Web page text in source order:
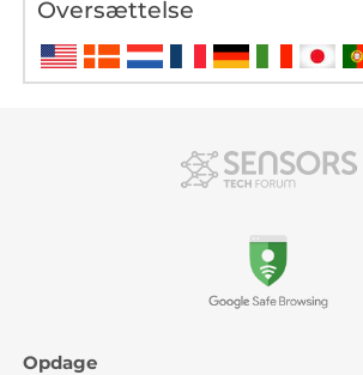
Oversættelse
Opdage